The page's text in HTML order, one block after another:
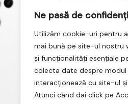
Ne pasă de
Utilizăm cookie-uri pentru
mai bună pe site-ul nostru
și funcționalități esențiale
colecta date despre
interacționează cu site-ul
Atunci când dai click pe